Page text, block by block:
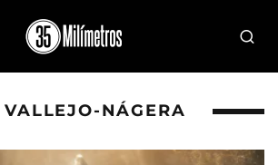
NÁGERA